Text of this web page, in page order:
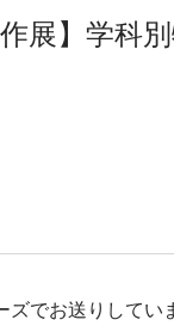
展】学科
でお送りしてい